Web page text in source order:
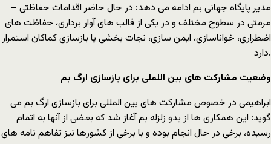
مدیر پایگاه جهانی بم ادامه می دهد: در حال حاضر اقدامات حفاظتی –
مرمتی در سطوح مختلف و در یکی از قالب های آوار برداری، حفاظت های
اضطراری، خواناسازی، ایمن سازی، نجات بخشی یا بازسازی کماکان استمرار
دارد.
وضعیت مشارکت های بین اللملی برای بازسازی ارگ بم
ابراهیمی در خصوص مشارکت های بین المللی برای بازسازی ارگ بم می
گوید: این همکاری ها از بدو زلزله بم آغاز شد که بعضی از آنها به اتمام
رسیده، برخی در حال انجام بوده و با برخی از کشورها نیز تفاهم نامه های